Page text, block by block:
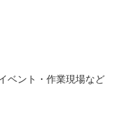
ベント・作業現場など